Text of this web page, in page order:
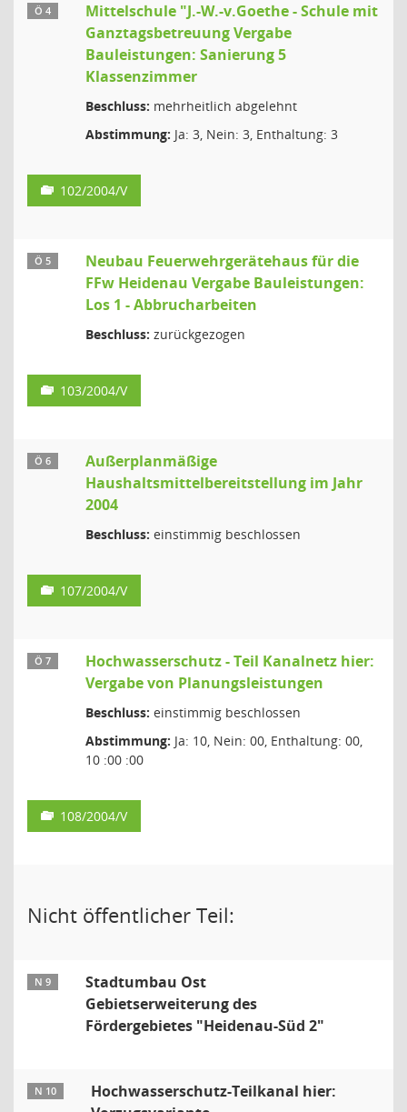
Ö 4
Mittelschule "J.-W.-v.Goethe - Schule mit
Ganztagsbetreuung Vergabe
Bauleistungen: Sanierung 5
Klassenzimmer
Beschluss: mehrheitlich abgelehnt
Abstimmung: Ja: 3, Nein: 3, Enthaltung: 3
102/2004/V
Ö 5
Neubau Feuerwehrgerätehaus für die
FFw Heidenau Vergabe Bauleistungen:
Los 1 - Abbrucharbeiten
Beschluss: zurückgezogen
103/2004/V
Ö 6
Außerplanmäßige
Haushaltsmittelbereitstellung im Jahr
2004
Beschluss: einstimmig beschlossen
107/2004/V
Ö 7
Hochwasserschutz - Teil Kanalnetz hier:
Vergabe von Planungsleistungen
Beschluss: einstimmig beschlossen
Abstimmung: Ja: 10, Nein: 00, Enthaltung: 00,
10 :00 :00
108/2004/V
Nicht öffentlicher Teil:
N 9
Stadtumbau Ost
Gebietserweiterung des
Fördergebietes "Heidenau-Süd 2"
N 10
Hochwasserschutz-Teilkanal hier: